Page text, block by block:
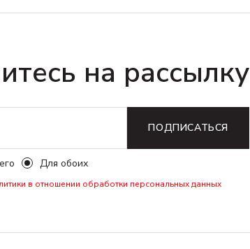
на рассылку
ПОДПИСАТЬСЯ
Для обоих
в отношении обработки персональных данных